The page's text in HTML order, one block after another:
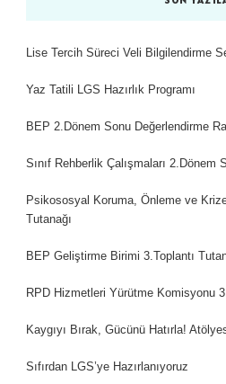
Lise Tercih Süreci Veli Bilgilendirme
Yaz Tatili LGS Hazırlık Programı
BEP 2.Dönem Sonu Değerlendirme
Sınıf Rehberlik Çalışmaları 2.Dönem
Psikososyal Koruma, Önleme ve
Tutanağı
BEP Geliştirme Birimi 3.Toplantı
RPD Hizmetleri Yürütme Komisyonu
Kaygıyı Bırak, Gücünü Hatırla!
Sıfırdan LGS’ye Hazırlanıyoruz